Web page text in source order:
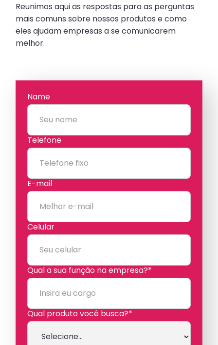
Reunimos aqui as respostas para as perguntas
mais comuns sobre nossos produtos e como
eles ajudam empresas a se comunicarem
melhor.
Name
Telefone
E-mail
Celular
Qual a sua função na empresa?*
Qual produto você busca?*